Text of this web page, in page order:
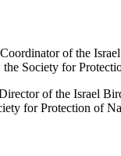
of the Israel
Society for
of the Israel Bird
for Protection of